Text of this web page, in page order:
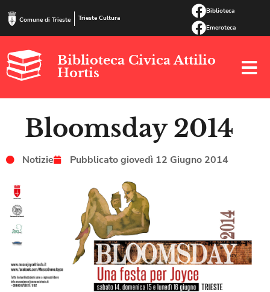
Comune di Trieste Trieste Cultura
Biblioteca
Emeroteca
Biblioteca Civica Attilio
Hortis
Bloomsday 2014
Notizie Pubblicatogiovedì 12 Giugno 2014